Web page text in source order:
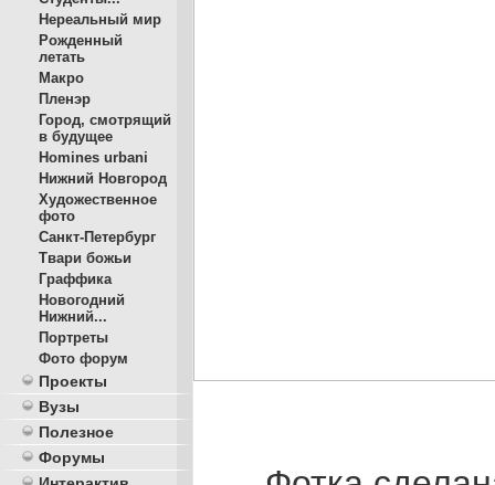
Нереальный мир
Рожденный
летать
Макро
Пленэр
Город, смотрящий
в будущее
Homines urbani
Нижний Новгород
Художественное
фото
Санкт-Петербург
Твари божьи
Граффика
Новогодний
Нижний...
Портреты
Фото форум
Проекты
Вузы
Полезное
Форумы